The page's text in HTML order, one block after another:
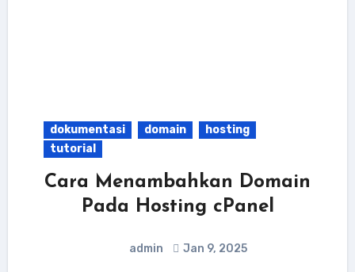
dokumentasi domain
hosting
tutorial
Cara Menambahkan Domain
Pada Hosting cPanel
admin Jan 9, 2025